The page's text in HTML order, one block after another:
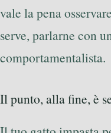
vale la pena
serve, parlarne con
comportamentalista.
Il punto, alla fine, è